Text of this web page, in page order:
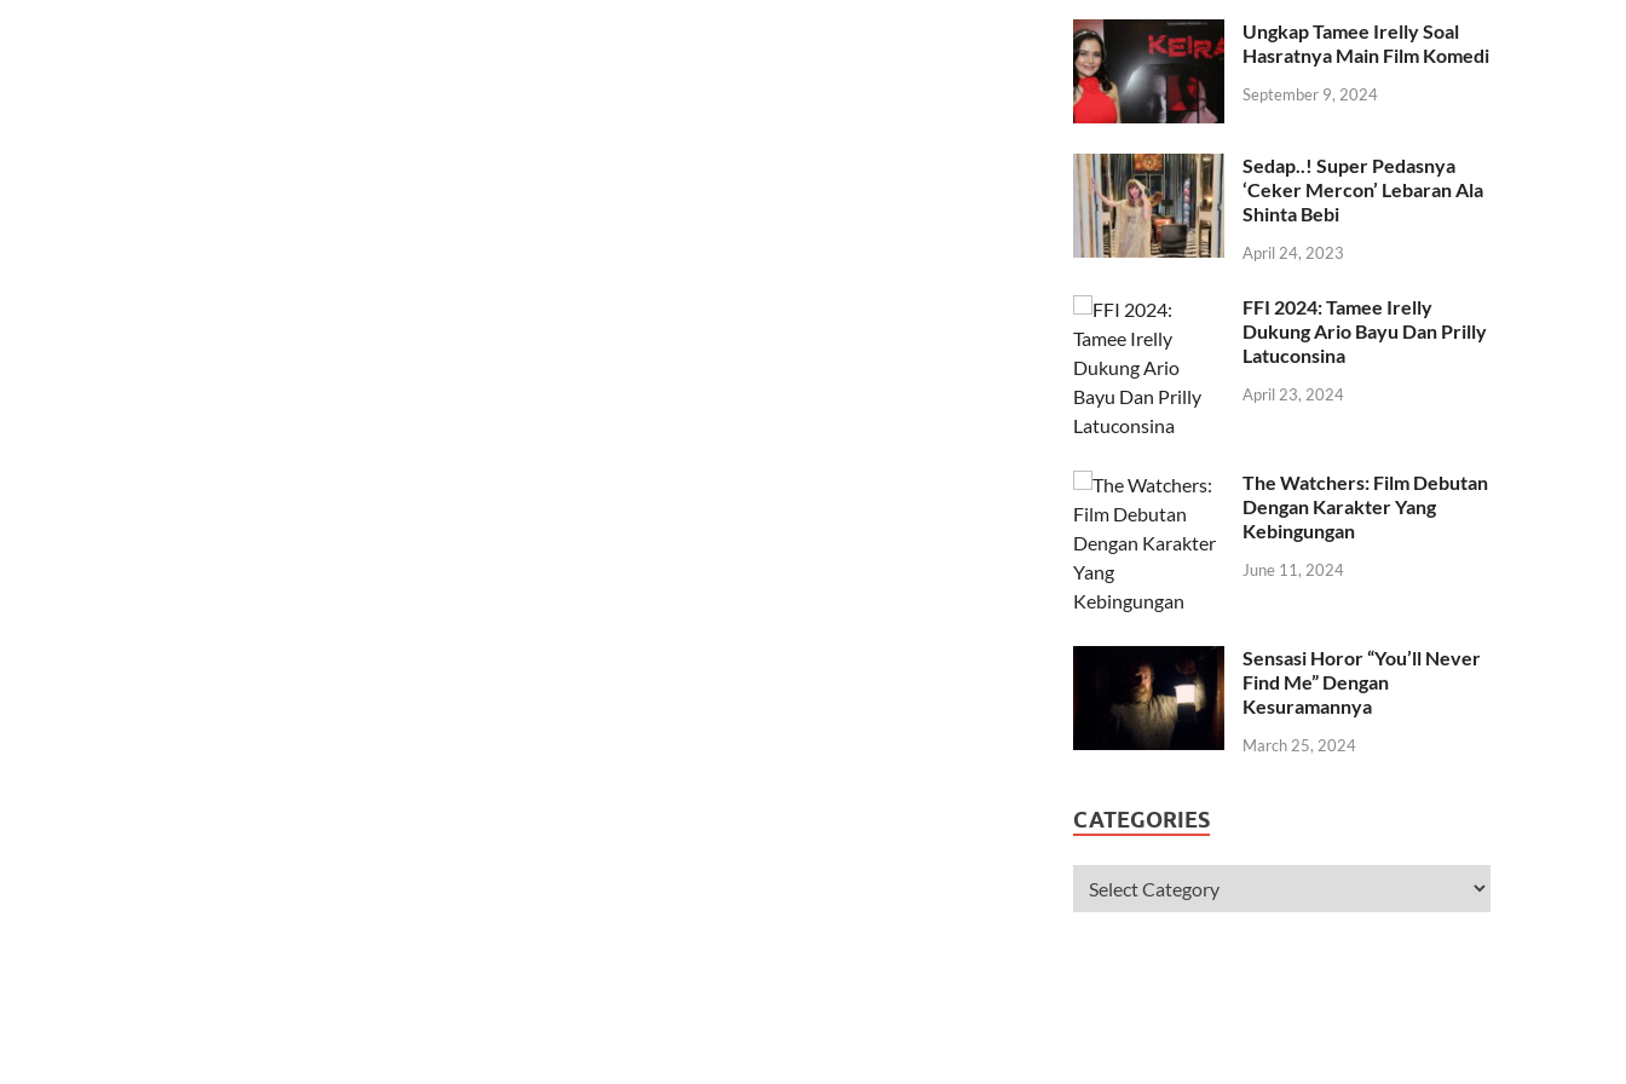
Ungkap Tamee Irelly Soal
Hasratnya Main Film Komedi
September 9, 2024
Sedap..! Super Pedasnya
‘Ceker Mercon’ Lebaran Ala
Shinta Bebi
April 24, 2023
FFI 2024: Tamee Irelly
Dukung Ario Bayu Dan Prilly
Latuconsina
April 23, 2024
The Watchers: Film Debutan
Dengan Karakter Yang
Kebingungan
June 11, 2024
Sensasi Horor “You’ll Never
Find Me” Dengan
Kesuramannya
March 25, 2024
CATEGORIES